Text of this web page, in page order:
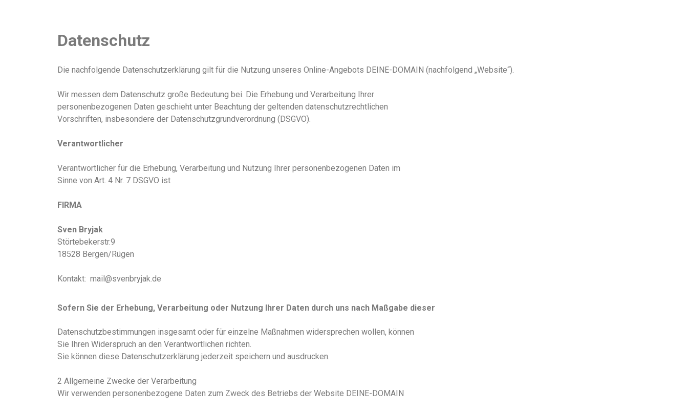
Datenschutz
Die nachfolgende Datenschutzerklärung gilt für die Nutzung unseres Online-Angebots DEINE-DOMAIN (nachfolgend „Website“).
Wir messen dem Datenschutz große Bedeutung bei. Die Erhebung und Verarbeitung Ihrer
personenbezogenen Daten geschieht unter Beachtung der geltenden datenschutzrechtlichen
Vorschriften, insbesondere der Datenschutzgrundverordnung (DSGVO).
Verantwortlicher
Verantwortlicher für die Erhebung, Verarbeitung und Nutzung Ihrer personenbezogenen Daten im
Sinne von Art. 4 Nr. 7 DSGVO ist
FIRMA
Sven Bryjak
Störtebekerstr.9
18528 Bergen/Rügen
Kontakt: mail@svenbryjak.de
Sofern Sie der Erhebung, Verarbeitung oder Nutzung Ihrer Daten durch uns nach Maßgabe dieser
Datenschutzbestimmungen insgesamt oder für einzelne Maßnahmen widersprechen wollen, können
Sie Ihren Widerspruch an den Verantwortlichen richten.
Sie können diese Datenschutzerklärung jederzeit speichern und ausdrucken.
2 Allgemeine Zwecke der Verarbeitung
Wir verwenden personenbezogene Daten zum Zweck des Betriebs der Website DEINE-DOMAIN